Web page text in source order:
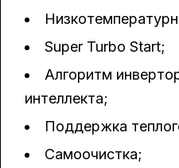
Super Turbo Start;
Алгоритм
интеллекта;
Поддержка
Самоочистка;